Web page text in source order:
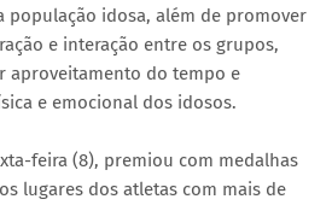
população idosa, além de promover
e interação entre os grupos,
aproveitamento do tempo e
e emocional dos idosos.
feira (8), premiou com medalhas
lugares dos atletas com mais de